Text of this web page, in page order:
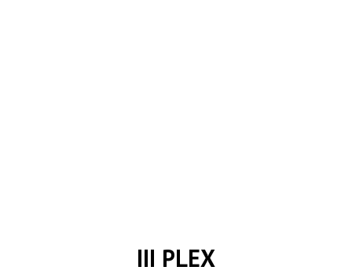
III PLEX